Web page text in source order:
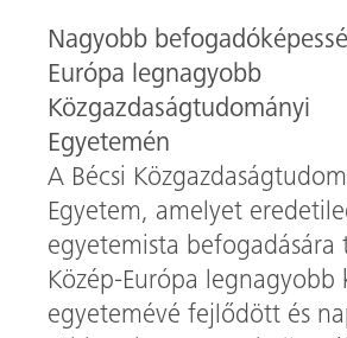
Nagyobb
Európa legnagyobb
Közgazdaságtudományi
Egyetemén
A Bécsi
Egyetem, amelyet
egyetemista befogadására
Közép-Európa legnagyobb
egyetemévé fejlődött és